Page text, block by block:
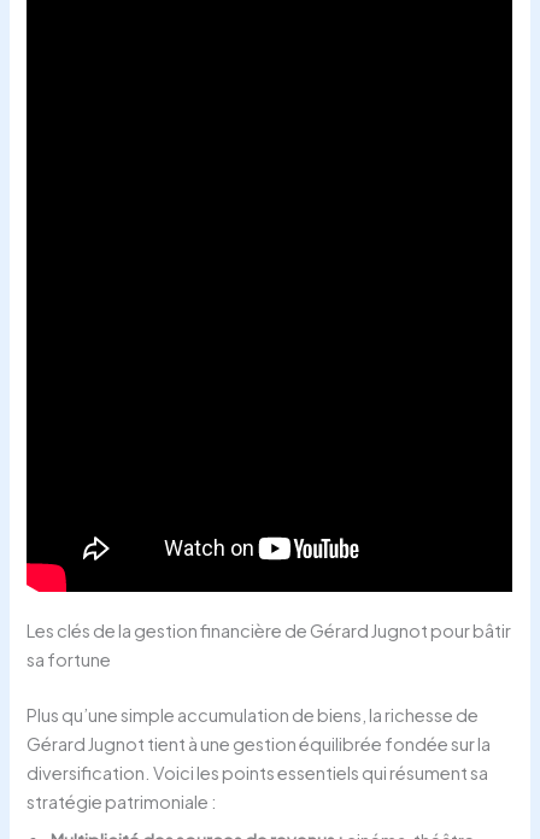
Les clés de la gestion financière de Gérard Jugnot pour bâtir
sa fortune
Plus qu’une simple accumulation de biens, la richesse de
Gérard Jugnot tient à une gestion équilibrée fondée sur la
diversification. Voici les points essentiels qui résument sa
stratégie patrimoniale :